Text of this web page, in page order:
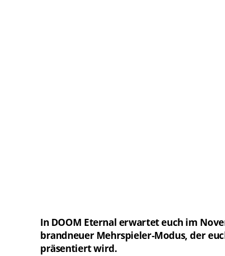
In DOOM Eternal erwartet euch im
brandneuer Mehrspieler-Modus, der
präsentiert wird.